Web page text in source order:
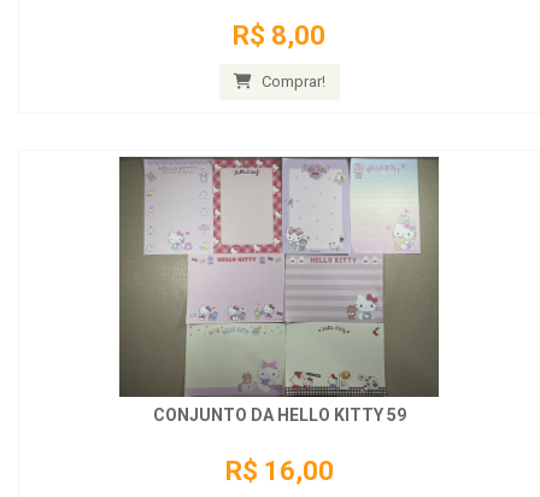
R$ 8,00
Comprar!
CONJUNTO DA HELLO KITTY 59
R$ 16,00